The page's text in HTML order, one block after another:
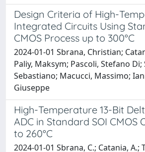
Design Criteria of High-
Integrated Circuits Using
CMOS Process up to 300°C
2024-01-01 Sbrana, Christian;
Paliy, Maksym; Pascoli, Stefano
Sebastiano; Macucci, Massimo;
Giuseppe
High-Temperature 13-Bit
ADC in Standard SOI CMOS
to 260°C
2024-01-01 Sbrana, C.; Catania, A.;